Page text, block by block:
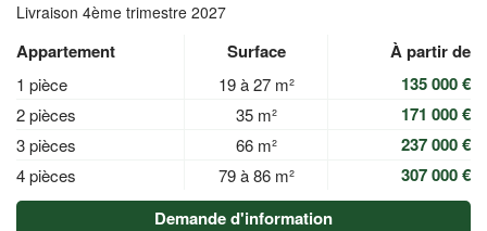
Livraison 4ème trimestre 2027
Appartement Surface À partir de
1 pièce 19 à 27 m² 135 000 €
2 pièces 35 m² 171 000 €
3 pièces 66 m² 237 000 €
4 pièces 79 à 86 m²
307 000 €
Demande d'information